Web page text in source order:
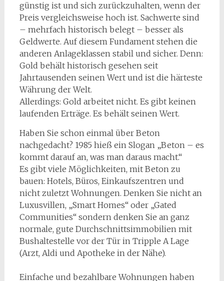
günstig ist und sich zurückzuhalten, wenn der
Preis vergleichsweise hoch ist. Sachwerte sind
– mehrfach historisch belegt – besser als
Geldwerte. Auf diesem Fundament stehen die
anderen Anlageklassen stabil und sicher. Denn:
Gold behält historisch gesehen seit
Jahrtausenden seinen Wert und ist die härteste
Währung der Welt.
Allerdings: Gold arbeitet nicht. Es gibt keinen
laufenden Erträge. Es behält seinen Wert.
Haben Sie schon einmal über Beton
nachgedacht? 1985 hieß ein Slogan „Beton – es
kommt darauf an, was man daraus macht.“
Es gibt viele Möglichkeiten, mit Beton zu
bauen: Hotels, Büros, Einkaufszentren und
nicht zuletzt Wohnungen. Denken Sie nicht an
Luxusvillen, „Smart Homes“ oder „Gated
Communities“ sondern denken Sie an ganz
normale, gute Durchschnittsimmobilien mit
Bushaltestelle vor der Tür in Tripple A Lage
(Arzt, Aldi und Apotheke in der Nähe).
Einfache und bezahlbare Wohnungen haben